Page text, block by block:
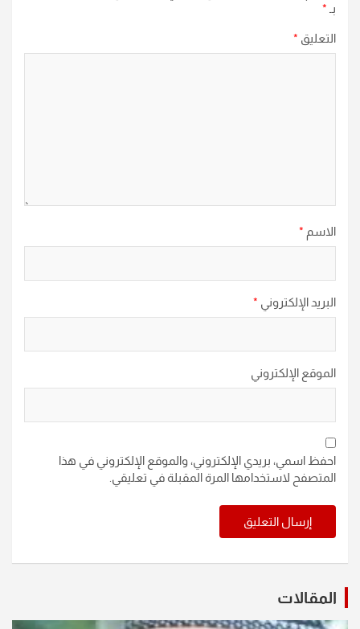
بـ *
التعليق *
الاسم *
البريد الإلكتروني *
الموقع الإلكتروني
احفظ اسمي، بريدي الإلكتروني، والموقع الإلكتروني في هذا
المتصفح لاستخدامها المرة المقبلة في تعليقي.
المقالات